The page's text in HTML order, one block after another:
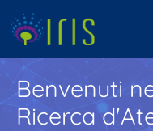
Benvenuti
Ricerca